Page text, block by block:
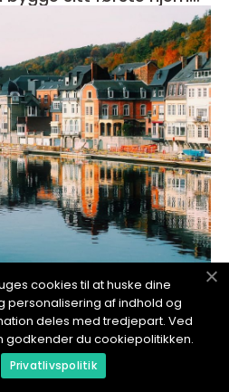
sitt eksisterende
oversikt over
cookies til at huske dine
personalisering af indhold og
deles med tredjepart. Ved
godkender du cookiepolitikken.
Privatlivspolitik